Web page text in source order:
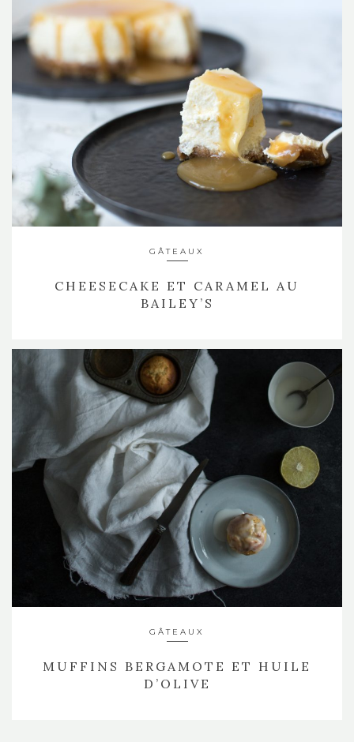
GÂTEAUX
CHEESECAKE ET CARAMEL AU
BAILEY’S
GÂTEAUX
MUFFINS BERGAMOTE ET HUILE
D’OLIVE